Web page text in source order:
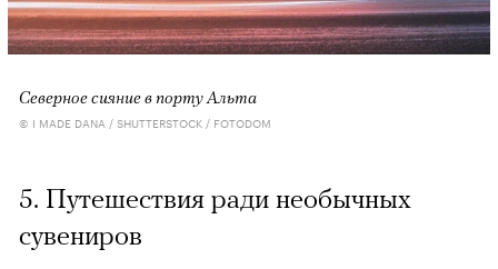
Северное сияние в порту Альта
© I MADE DANA / SHUTTERSTOCK / FOTODOM
5. Путешествия ради необычных
сувениров